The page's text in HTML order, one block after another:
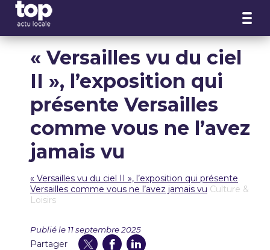
« Versailles vu du ciel
II », l’exposition qui
présente Versailles
comme vous ne l’avez
jamais vu
« Versailles vu du ciel II », l’exposition qui présente
Versailles comme vous ne l’avez jamais vu Culture &
Loisirs
Publié le 11 septembre 2025
Partager
Panneau de gestion des cookies